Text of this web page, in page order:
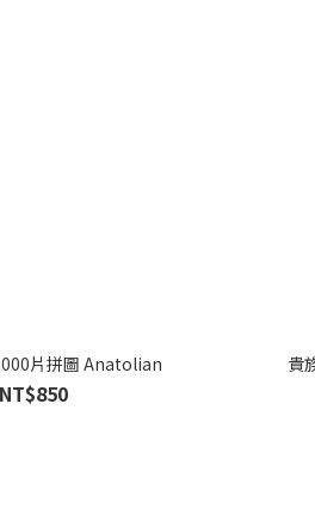
片拼圖 Anatolian
NT$850
貴